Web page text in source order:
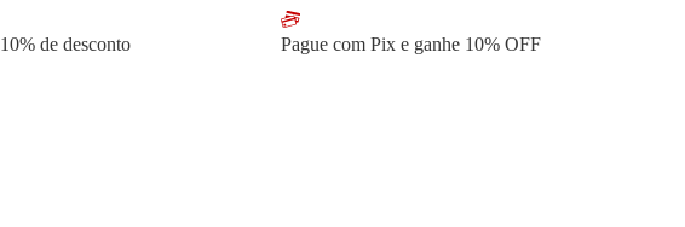
10% de desconto Pague com Pix e ganhe 10% OFF